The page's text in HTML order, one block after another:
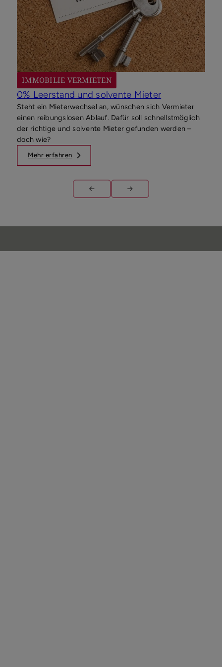
IMMOBILIE VERMIETEN
0% Leerstand und solvente Mieter
Steht ein Mieterwechsel an, wünschen sich Vermieter
einen reibungslosen Ablauf. Dafür soll schnellstmöglich
der richtige und solvente Mieter gefunden werden –
doch wie?
Mehr erfahren